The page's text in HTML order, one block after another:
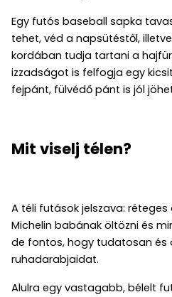
Egy futós baseball sapka
tehet, véd a napsütéstől,
kordában tudja tartani a
izzadságot is felfogja egy
fejpánt, fülvédő pánt is jól
Mit viselj télen?
A téli futások jelszava: réteges
Michelin babának öltözni és
de fontos, hogy tudatosan és
ruhadarabjaidat.
Alulra egy vastagabb, bélelt